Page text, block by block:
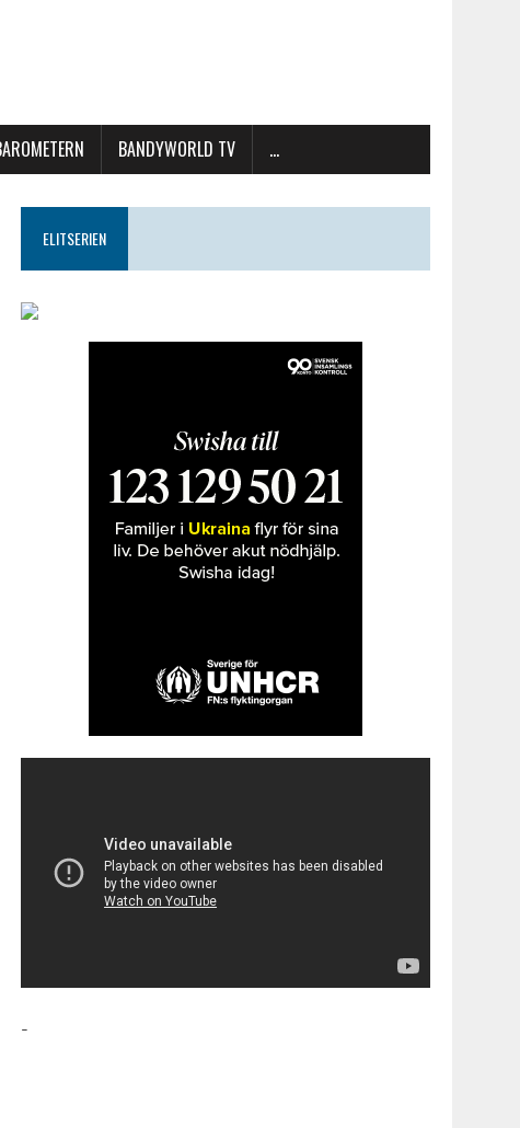
BANDYWORLD TV …
ELITSERIEN
-